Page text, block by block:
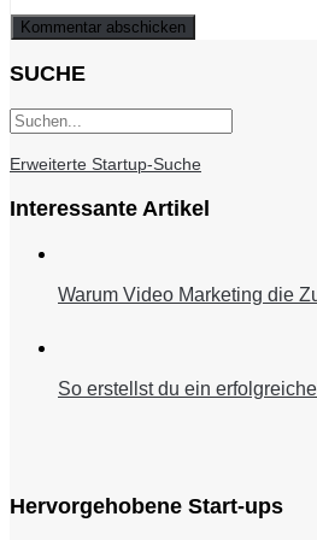
SUCHE
Erweiterte Startup-Suche
Interessante Artikel
Warum Video Marketing die
So erstellst du ein
Hervorgehobene Start-ups